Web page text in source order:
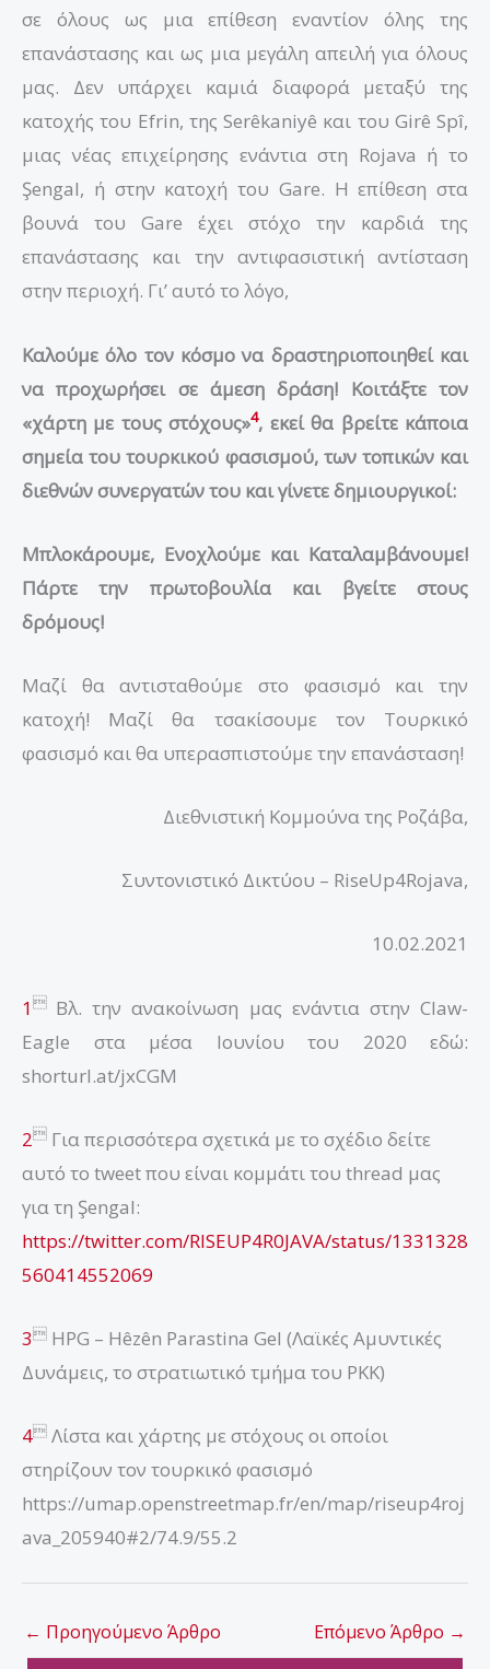
σε όλους ως μια επίθεση εναντίον όλης της
επανάστασης και ως μια μεγάλη απειλή για όλους
μας. Δεν υπάρχει καμιά διαφορά μεταξύ της
κατοχής του Efrin, της Serêkaniyê και του Girê Spî,
μιας νέας επιχείρησης ενάντια στη Rojava ή το
Şengal, ή στην κατοχή του Gare. Η επίθεση στα
βουνά του Gare έχει στόχο την καρδιά της
επανάστασης και την αντιφασιστική αντίσταση
στην περιοχή. Γι’ αυτό το λόγο,
Καλούμε όλο τον κόσμο να δραστηριοποιηθεί και
να προχωρήσει σε άμεση δράση! Κοιτάξτε τον
«χάρτη με τους στόχους»4, εκεί θα βρείτε κάποια
σημεία του τουρκικού φασισμού, των τοπικών και
διεθνών συνεργατών του και γίνετε δημιουργικοί:
Μπλοκάρουμε, Ενοχλούμε και Καταλαμβάνουμε!
Πάρτε την πρωτοβουλία και βγείτε στους
δρόμους!
Μαζί θα αντισταθούμε στο φασισμό και την
κατοχή! Μαζί θα τσακίσουμε τον Τουρκικό
φασισμό και θα υπερασπιστούμε την επανάσταση!
Διεθνιστική Κομμούνα της Ροζάβα,
Συντονιστικό Δικτύου – RiseUp4Rojava,
10.02.2021
1 Βλ. την ανακοίνωση μας ενάντια στην Claw-
Eagle στα μέσα Ιουνίου του 2020 εδώ:
shorturl.at/jxCGM
2 Για περισσότερα σχετικά με το σχέδιο δείτε
αυτό το tweet που είναι κομμάτι του thread μας
για τη Şengal:
https://twitter.com/RISEUP4R0JAVA/status/1331328
560414552069
3 HPG – Hêzên Parastina Gel (Λαϊκές Αμυντικές
Δυνάμεις, το στρατιωτικό τμήμα του PΚΚ)
4 Λίστα και χάρτης με στόχους οι οποίοι
στηρίζουν τον τουρκικό φασισμό
https://umap.openstreetmap.fr/en/map/riseup4roj
ava_205940#2/74.9/55.2
← Προηγούμενο Άρθρο Επόμενο Άρθρο →